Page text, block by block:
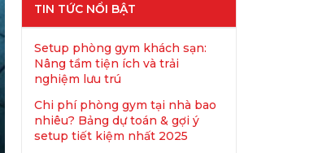
TIN TỨC NỔI BẬT
Setup phòng gym khách sạn:
Nâng tầm tiện ích và trải
nghiệm lưu trú
Chi phí phòng gym tại nhà bao
nhiêu? Bảng dự toán & gợi ý
setup tiết kiệm nhất 2025